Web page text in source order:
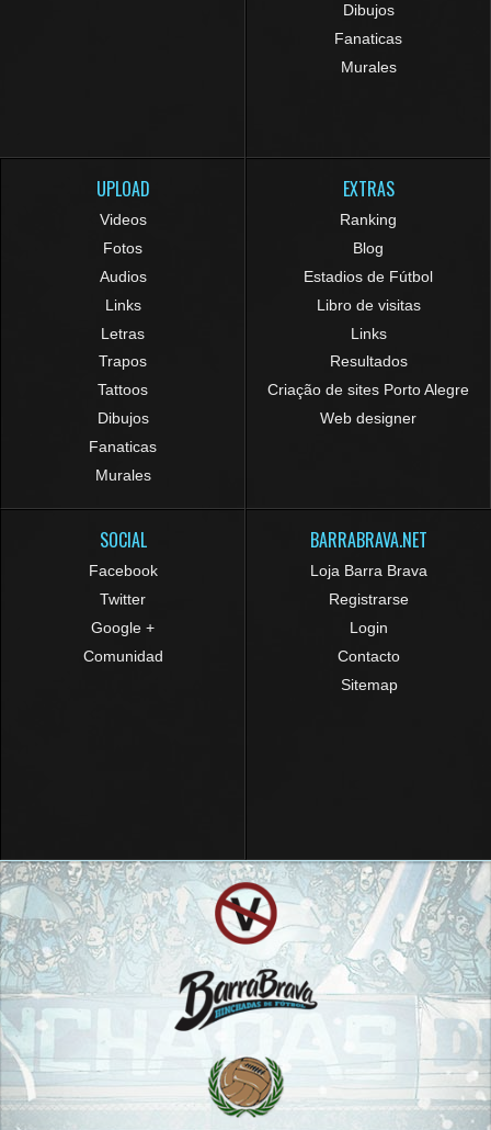
Dibujos
Fanaticas
Murales
UPLOAD
Videos
Fotos
Audios
Links
Letras
Trapos
Tattoos
Dibujos
Fanaticas
Murales
EXTRAS
Ranking
Blog
Estadios de Fútbol
Libro de visitas
Links
Resultados
Criação de sites Porto Alegre
Web designer
SOCIAL
Facebook
Twitter
Google +
Comunidad
BARRABRAVA.NET
Loja Barra Brava
Registrarse
Login
Contacto
Sitemap